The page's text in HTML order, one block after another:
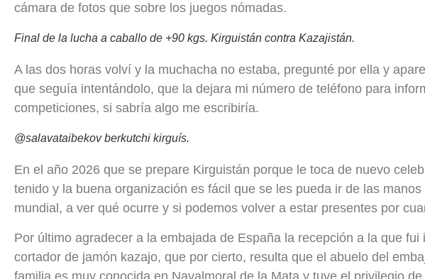
cámara de fotos que sobre los juegos nómadas.
Final de la lucha a caballo de +90 kgs. Kirguistán contra Kazajistán.
A las dos horas volví y la muchacha no estaba, pregunté por ella y
que seguía intentándolo, que la dejara mi número de teléfono para
competiciones, si sabría algo me escribiría.
@salavataibekov berkutchi kirguís.
En el año 2026 que se prepare Kirguistán porque le toca de nuevo
tenido y la buena organización es fácil que se les pueda ir de las
mundial, a ver qué ocurre y si podemos volver a estar presentes por
Por último agradecer a la embajada de España la recepción a la que
cortador de jamón kazajo, que por cierto, resulta que el abuelo del
familia es muy conocida en Navalmoral de la Mata y tuve el privilegio